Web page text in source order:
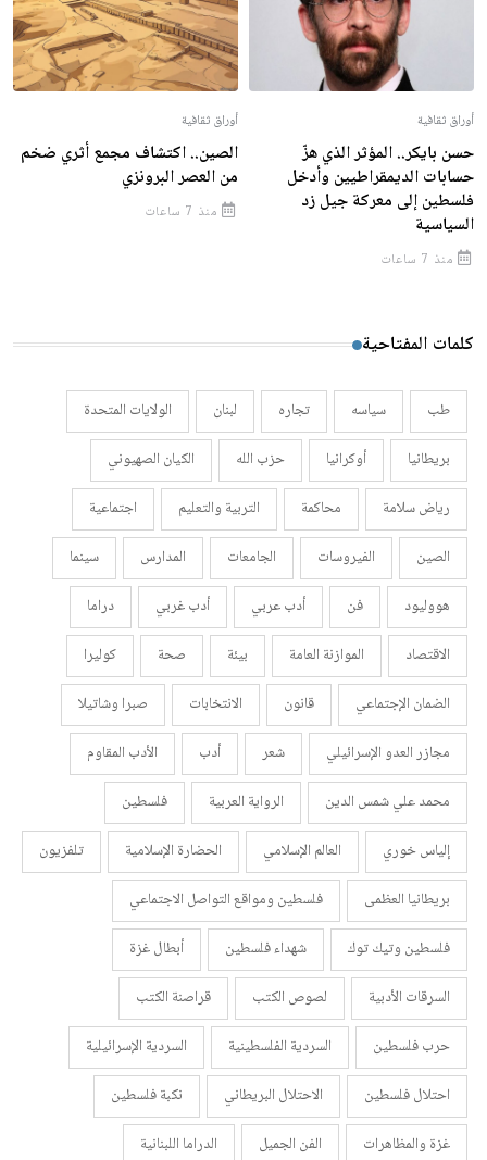
أوراق ثقافية
حسن بايكر.. المؤثر الذي هزّ
حسابات الديمقراطيين وأدخل
فلسطين إلى معركة جيل زد
السياسية
منذ 7 ساعات
أوراق ثقافية
الصين.. اكتشاف مجمع أثري ضخم
من العصر البرونزي
منذ 7 ساعات
كلمات المفتاحية
طب سياسه تجاره لبنان
الولايات المتحدة
بريطانيا
أوكرانيا حزب الله
الكيان الصهيوني
رياض سلامة
محاكمة التربية والتعليم
اجتماعية
الصين
الفيروسات الجامعات المدارس
سينما
هووليود
فن أدب عربي أدب غربي
دراما
الاقتصاد
الموازنة العامة بيئة صحة
كوليرا
الضمان الإجتماعي
قانون الانتخابات
صبرا وشاتيلا
مجازر العدو الإسرائيلي
شعر أدب
الأدب المقاوم
محمد علي شمس الدين
الرواية العربية
فلسطين
إلياس خوري
العالم الإسلامي الحضارة الإسلامية
تلفزيون
بريطانيا العظمى
فلسطين ومواقع التواصل الاجتماعي
فلسطين وتيك توك
شهداء فلسطين
أبطال غزة
السرقات الأدبية
لصوص الكتب
قراصنة الكتب
حرب فلسطين
السردية الفلسطينية
السردية الإسرائيلية
احتلال فلسطين
الاحتلال البريطاني
نكبة فلسطين
غزة والمظاهرات
الفن الجميل
الدراما اللبنانية